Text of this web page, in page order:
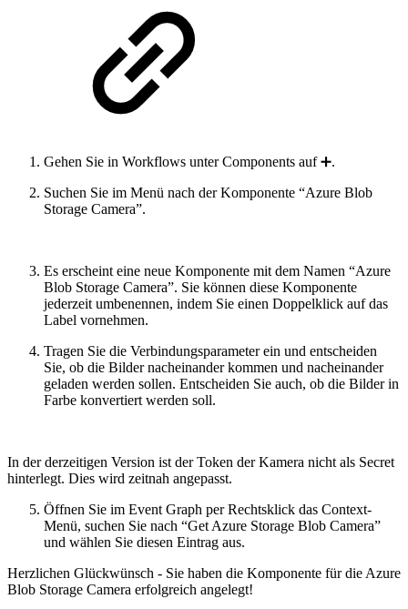
Gehen Sie in Workflows unter Components auf ➕.
Suchen Sie im Menü nach der Komponente “Azure Blob
Storage Camera”.
Es erscheint eine neue Komponente mit dem Namen “Azure
Blob Storage Camera”. Sie können diese Komponente
jederzeit umbenennen, indem Sie einen Doppelklick auf das
Label vornehmen.
Tragen Sie die Verbindungsparameter ein und entscheiden
Sie, ob die Bilder nacheinander kommen und nacheinander
geladen werden sollen. Entscheiden Sie auch, ob die Bilder in
Farbe konvertiert werden soll.
In der derzeitigen Version ist der Token der Kamera nicht als Secret
hinterlegt. Dies wird zeitnah angepasst.
Öffnen Sie im Event Graph per Rechtsklick das Context-
Menü, suchen Sie nach “Get Azure Storage Blob Camera”
und wählen Sie diesen Eintrag aus.
Herzlichen Glückwünsch - Sie haben die Komponente für die Azure
Blob Storage Camera erfolgreich angelegt!